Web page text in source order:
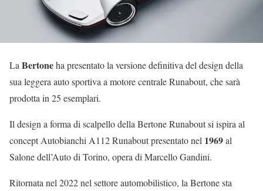
LaBertoneha presentato la versione definitiva del design della
sua leggera auto sportiva a motore centrale Runabout, che sarà
prodotta in 25 esemplari.
Il design a forma di scalpello della Bertone Runabout si ispira al
concept Autobianchi A112 Runabout presentato nel 1969al
Salone dell’Auto di Torino, opera di Marcello Gandini.
Ritornata nel 2022 nel settore automobilistico, la Bertone sta